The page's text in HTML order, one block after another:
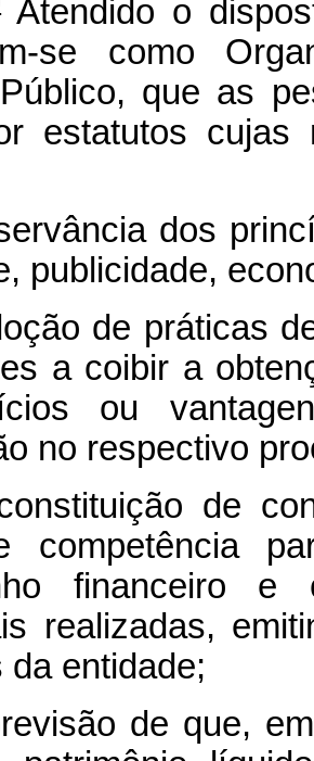
Atendido o
se como
que as
estatutos cujas
dos
publicidade,
de práticas
a coibir a
ou
no respectivo
de
competência
financeiro
realizadas,
da entidade;
de que,